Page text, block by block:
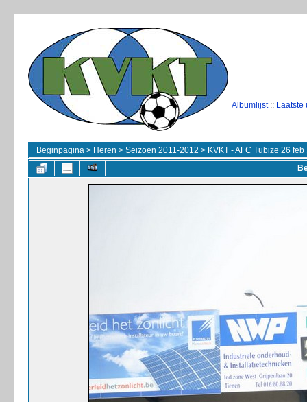
Albumlijst:: Laatste
Beginpagina > Heren > Seizoen 2011-2012 > KVKT - AFC Tubize 26 feb